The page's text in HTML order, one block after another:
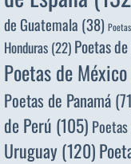
de Guatemala (38)
Honduras (22) Poetas
Poetas de México
Poetas de Panamá
de Perú (105)
Uruguay(120)